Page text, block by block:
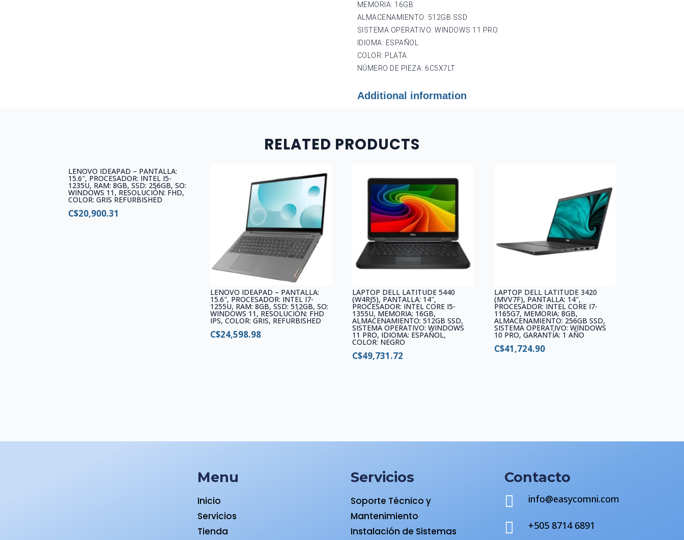
I5-
1235U,
MEMORIA:
16GB,
ALMACENAMIENTO:
512GB
SISTEMA
PRO,
IDIOMA:
PLATA
quantity
MEMORIA: 16GB
ALMACENAMIENTO: 512GB SSD
SISTEMA OPERATIVO: WINDOWS 11 PRO
IDIOMA: ESPAÑOL
COLOR: PLATA
NÚMERO DE PIEZA: 6C5X7LT
Additional information
RELATED PRODUCTS
LENOVO IDEAPAD – PANTALLA:
15.6″, PROCESADOR: INTEL I5-
1235U, RAM: 8GB, SSD: 256GB, SO:
WINDOWS 11, RESOLUCIÓN: FHD,
COLOR: GRIS REFURBISHED
C$20,900.31
LENOVO IDEAPAD – PANTALLA:
15.6″, PROCESADOR: INTEL I7-
1255U, RAM: 8GB, SSD: 512GB, SO:
WINDOWS 11, RESOLUCIÓN: FHD
IPS, COLOR: GRIS, REFURBISHED
C$24,598.98
LAPTOP DELL LATITUDE 5440
(W4RJ5), PANTALLA: 14″,
PROCESADOR: INTEL CORE I5-
1355U, MEMORIA: 16GB,
ALMACENAMIENTO: 512GB SSD,
SISTEMA OPERATIVO: WINDOWS
11 PRO, IDIOMA: ESPAÑOL,
COLOR: NEGRO
C$49,731.72
LAPTOP DELL LATITUDE 3420
(MVV7F), PANTALLA: 14″,
PROCESADOR: INTEL CORE I7-
1165G7, MEMORIA: 8GB,
ALMACENAMIENTO: 256GB SSD,
SISTEMA OPERATIVO: WINDOWS
10 PRO, GARANTÍA: 1 AÑO
C$41,724.90
Menu
Inicio
Servicios
Tienda
Servicios
Soporte Técnico y
Mantenimiento
Instalación de Sistemas
Contacto
 info@easycomni.com
 +505 8714 6891